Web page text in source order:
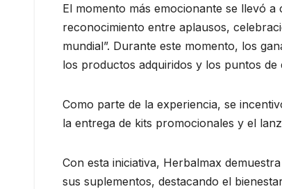
El momento más emocionante se llevó
reconocimiento entre aplausos,
mundial”. Durante este momento, los
los productos adquiridos y los puntos
Como parte de la experiencia, se
la entrega de kits promocionales y el
Con esta iniciativa, Herbalmax
sus suplementos, destacando el